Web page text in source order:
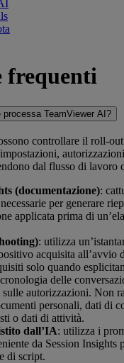
frequenti
TeamViewer AI?
controllare il roll‑out
dal flusso di lavoro
(documentazione):
per generare
applicata prima di
: utilizza
acquisita all’avvio
solo quando
delle
sulle autorizzazioni. Non
personali, dati di
o dati di attività.
dall’IA: utilizza i
da Session Insights
di script.